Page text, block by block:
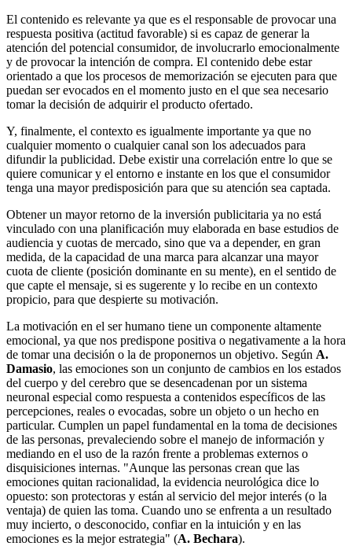
El contenido es relevante ya que es el responsable de provocar una
respuesta positiva (actitud favorable) si es capaz de generar la
atención del potencial consumidor, de involucrarlo emocionalmente
y de provocar la intención de compra. El contenido debe estar
orientado a que los procesos de memorización se ejecuten para que
puedan ser evocados en el momento justo en el que sea necesario
tomar la decisión de adquirir el producto ofertado.
Y, finalmente, el contexto es igualmente importante ya que no
cualquier momento o cualquier canal son los adecuados para
difundir la publicidad. Debe existir una correlación entre lo que se
quiere comunicar y el entorno e instante en los que el consumidor
tenga una mayor predisposición para que su atención sea captada.
Obtener un mayor retorno de la inversión publicitaria ya no está
vinculado con una planificación muy elaborada en base estudios de
audiencia y cuotas de mercado, sino que va a depender, en gran
medida, de la capacidad de una marca para alcanzar una mayor
cuota de cliente (posición dominante en su mente), en el sentido de
que capte el mensaje, si es sugerente y lo recibe en un contexto
propicio, para que despierte su motivación.
La motivación en el ser humano tiene un componente altamente
emocional, ya que nos predispone positiva o negativamente a la hora
de tomar una decisión o la de proponernos un objetivo. Según A.
Damasio, las emociones son un conjunto de cambios en los estados
del cuerpo y del cerebro que se desencadenan por un sistema
neuronal especial como respuesta a contenidos específicos de las
percepciones, reales o evocadas, sobre un objeto o un hecho en
particular. Cumplen un papel fundamental en la toma de decisiones
de las personas, prevaleciendo sobre el manejo de información y
mediando en el uso de la razón frente a problemas externos o
disquisiciones internas. "Aunque las personas crean que las
emociones quitan racionalidad, la evidencia neurológica dice lo
opuesto: son protectoras y están al servicio del mejor interés (o la
ventaja) de quien las toma. Cuando uno se enfrenta a un resultado
muy incierto, o desconocido, confiar en la intuición y en las
emociones es la mejor estrategia" (A. Bechara).